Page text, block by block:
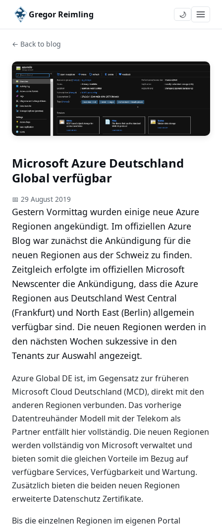
Gregor Reimling 🌙
← Back to blog
Microsoft Azure Deutschland
Global verfügbar
📅 29 August 2019
Gestern Vormittag wurden einige neue Azure
Regionen angekündigt. Im offiziellen Azure
Blog war zunächst die Ankündigung für die
neuen Regionen aus der Schweiz zu finden.
Zeitgleich erfolgte im offiziellen Microsoft
Newscenter die Ankündigung, dass die Azure
Regionen aus Deutschland West Central
(Frankfurt) und North East (Berlin) allgemein
verfügbar sind. Die neuen Regionen werden in
den nächsten Wochen sukzessive in den
Tenants zur Auswahl angezeigt.
Azure Global DE ist, im Gegensatz zur früheren
Microsoft Cloud Deutschland (MCD), direkt mit den
anderen Regionen verbunden. Das vorherige
Datentreuhänder Modell mit der Telekom als
Partner entfällt hier vollständig. Die neuen Regionen
werden vollständig von Microsoft verwaltet und
bieten somit die gleichen Vorteile im Bezug auf
verfügbare Services, Verfügbarkeit und Wartung.
Zusätzlich bieten die beiden neuen Regionen
erweiterte Datenschutz Zertifikate.
Bis die einzelnen Regionen im eigenen Portal